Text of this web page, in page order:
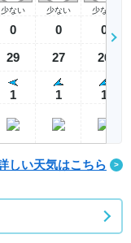
少ない
0
29
1
少ない
0
27
1
少ない
0
26
1
しい天気はこちら